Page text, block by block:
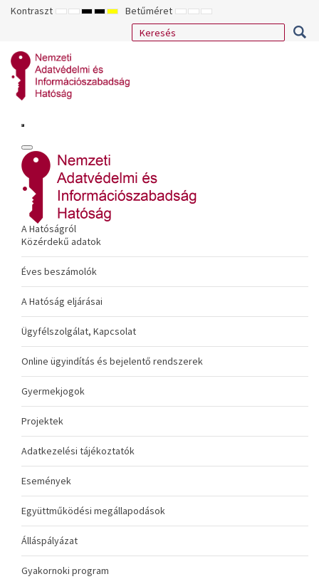
Kontraszt ALAPÉRTELMEZETT
ÉJSZAKAI
NAGY
KONTRASZTÚ
NAGY
KONTRASZTÚ
NAGY
KONTRASZTÚ
SÁRGA
FEKETE
Betűméret KISEBB
BETŰTÍPUS
ALAPÉRTELMEZETT
BETŰMÉRET
NAGYOBB
BETŰMÉRET
A Hatóságról
Közérdekű adatok
Éves beszámolók
A Hatóság eljárásai
Ügyfélszolgálat, Kapcsolat
Online ügyindítás és bejelentő rendszerek
Gyermekjogok
Projektek
Adatkezelési tájékoztatók
Események
Együttműködési megállapodások
Álláspályázat
Gyakornoki program